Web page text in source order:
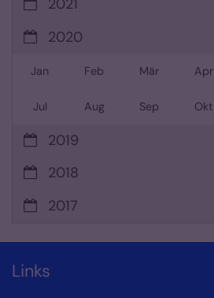
2021
2020
Jan Feb Mär Apr
Jul Aug Sep Okt
2019
2018
2017
Links